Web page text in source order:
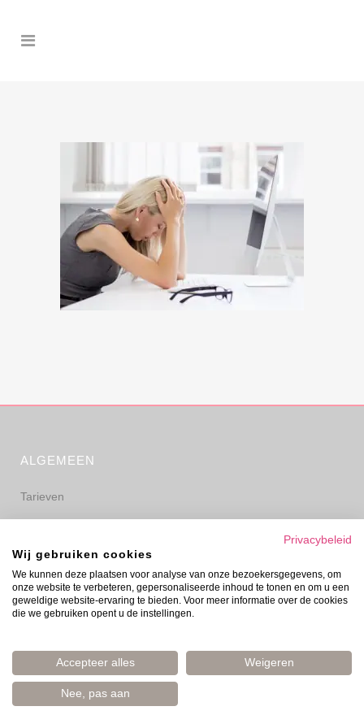
ALGEMEEN
Tarieven
Privacyverklaring
Disclaimer
Privacybeleid
Wij gebruiken cookies
We kunnen deze plaatsen voor analyse van onze bezoekersgegevens, om
onze website te verbeteren, gepersonaliseerde inhoud te tonen en om u een
geweldige website-ervaring te bieden. Voor meer informatie over de cookies
die we gebruiken opent u de instellingen.
Accepteer alles Weigeren
Nee, pas aan